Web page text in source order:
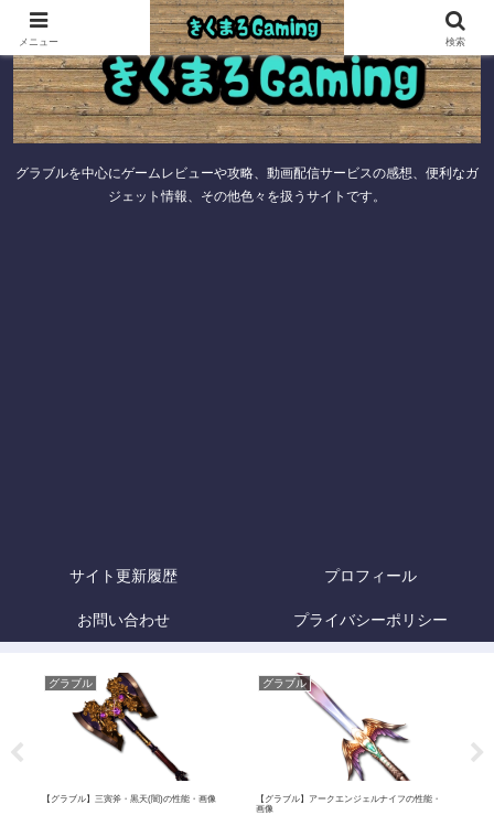
グラブルを中心にゲームレビューや攻略、動画配信サービスの感想、便利なガ
ジェット情報、その他色々を扱うサイトです。
サイト更新履歴 プロフィール
お問い合わせ プライバシーポリシー
グラブル
【グラブル】三寅斧・黒天(闇)の性能・画像
グラブル
【グラブル】アークエンジェルナイフの性能・
画像
メニュー 検索